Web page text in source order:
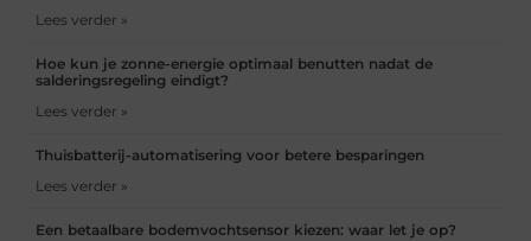
Lees verder »
Hoe kun je zonne-energie optimaal benutten nadat de
salderingsregeling eindigt?
Lees verder »
Thuisbatterij-automatisering voor betere besparingen
Lees verder »
Een betaalbare bodemvochtsensor kiezen: waar let je op?